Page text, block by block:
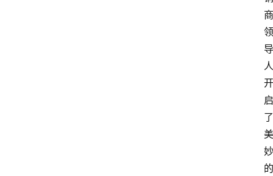
商
领
导
人
开
启
了
美
妙
的